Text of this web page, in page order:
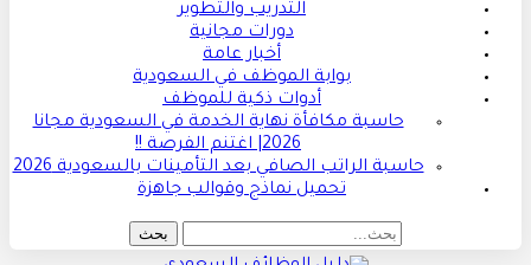
التدريب والتطوير
دورات مجانية
أخبار عامة
بوابة الموظف في السعودية
أدوات ذكية للموظف
حاسبة مكافأة نهاية الخدمة في السعودية مجانا
2026| اغتنم الفرصة !!
حاسبة الراتب الصافي بعد التأمينات بالسعودية 2026
تحميل نماذج وقوالب جاهزة